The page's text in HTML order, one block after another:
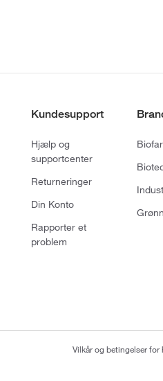
Kundesupport
Hjælp og
supportcenter
Returneringer
Din Konto
Rapporter et
problem
Vilkår og betingelser for